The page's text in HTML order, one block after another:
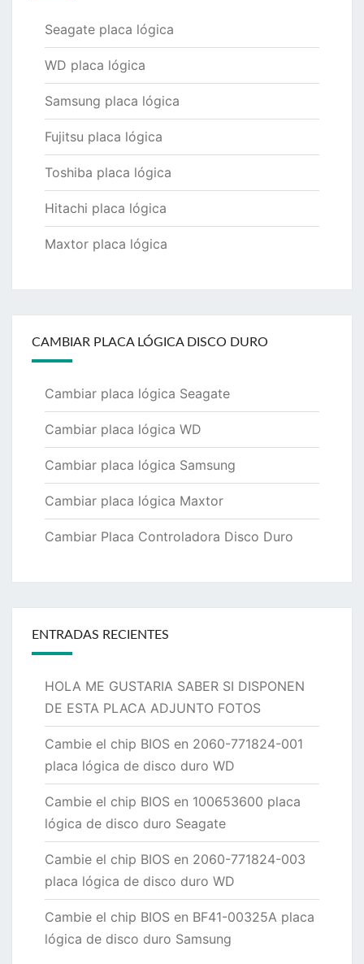
Seagate placa lógica
WD placa lógica
Samsung placa lógica
Fujitsu placa lógica
Toshiba placa lógica
Hitachi placa lógica
Maxtor placa lógica
CAMBIAR PLACA LÓGICA DISCO DURO
Cambiar placa lógica Seagate
Cambiar placa lógica WD
Cambiar placa lógica Samsung
Cambiar placa lógica Maxtor
Cambiar Placa Controladora Disco Duro
ENTRADAS RECIENTES
HOLA ME GUSTARIA SABER SI DISPONEN
DE ESTA PLACA ADJUNTO FOTOS
Cambie el chip BIOS en 2060-771824-001
placa lógica de disco duro WD
Cambie el chip BIOS en 100653600 placa
lógica de disco duro Seagate
Cambie el chip BIOS en 2060-771824-003
placa lógica de disco duro WD
Cambie el chip BIOS en BF41-00325A placa
lógica de disco duro Samsung